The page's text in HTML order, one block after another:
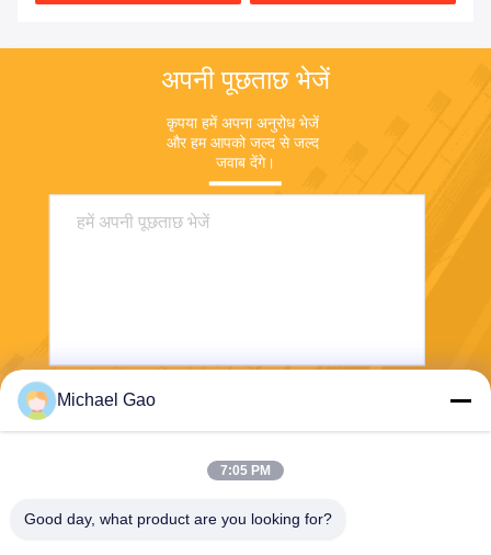
अपनी पूछताछ भेजें
कृपया हमें अपना अनुरोध भेजें
और हम आपको जल्द से जल्द
जवाब देंगे।
Michael Gao
7:05 PM
Good day, what product are you looking for?